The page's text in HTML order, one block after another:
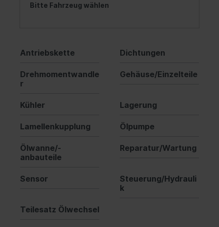
Bitte Fahrzeug wählen
Antriebskette Dichtungen
Drehmomentwandle
r
Gehäuse/Einzelteile
Kühler Lagerung
Lamellenkupplung Ölpumpe
Ölwanne/-
anbauteile
Reparatur/Wartung
Sensor
Steuerung/Hydrauli
k
Teilesatz Ölwechsel